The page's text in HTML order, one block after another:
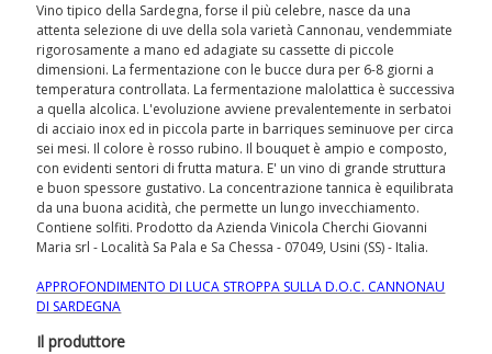
CLUBWINESHOP.IT
TROVAIL TUO VINO
Vino tipico della Sardegna, forse il più celebre, nasce da una
attenta selezione di uve della sola varietà Cannonau, vendemmiate
rigorosamente a mano ed adagiate su cassette di piccole
dimensioni. La fermentazione con le bucce dura per 6-8 giorni a
temperatura controllata. La fermentazione malolattica è successiva
a quella alcolica. L'evoluzione avviene prevalentemente in serbatoi
di acciaio inox ed in piccola parte in barriques seminuove per circa
sei mesi. Il colore è rosso rubino. Il bouquet è ampio e composto,
con evidenti sentori di frutta matura. E' un vino di grande struttura
e buon spessore gustativo. La concentrazione tannica è equilibrata
da una buona acidità, che permette un lungo invecchiamento.
Contiene solfiti. Prodotto da Azienda Vinicola Cherchi Giovanni
Maria srl - Località Sa Pala e Sa Chessa - 07049, Usini (SS) - Italia.
APPROFONDIMENTO DI LUCA STROPPA SULLA D.O.C. CANNONAU
DI SARDEGNA
Il produttore